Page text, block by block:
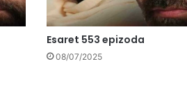
Esaret 553 epizoda
08/07/2025